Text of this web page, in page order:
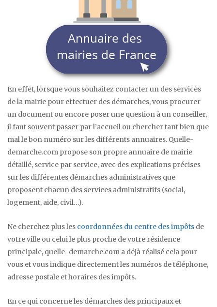
En effet, lorsque vous souhaitez contacter un des services
de la mairie pour effectuer des démarches, vous procurer
un document ou encore poser une question à un conseiller,
il faut souvent passer par l’accueil ou chercher tant bien que
mal le bon numéro sur les différents annuaires. Quelle-
demarche.com propose son propre annuaire de mairie
détaillé, service par service, avec des explications précises
sur les différentes démarches administratives que
proposent chacun des services administratifs (social,
logement, aide, civil…).
Ne cherchez plus les coordonnées du centre des impôts de
votre ville ou celui le plus proche de votre résidence
principale, quelle-demarche.com a déjà réalisé cela pour
vous et vous indique directement les numéros de téléphone,
adresse postale et horaires des impôts.
En ce qui concerne les démarches des principaux et